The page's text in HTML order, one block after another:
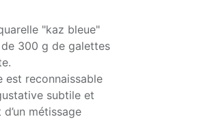
"kaz bleue"
300 g de galettes
est reconnaissable
subtile et
métissage